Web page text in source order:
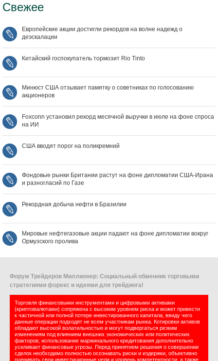
Свежее
Европейские акции достигли рекордов на волне надежд о
деэскалации
Китайский госпокупатель тормозит Rio Tinto
Минюст США отзывает памятку о советниках по голосованию
акционеров
Foxconn установил рекорд месячной выручки в июле на фоне спроса
на ИИ
США вводят порог на поликремний
Фондовые рынки Британии растут на фоне дипломатии США‑Ирана
и разногласий по Газе
Рекордная добыча нефти в Бразилии
Мировые нефтегазовые акции падают на фоне дипломатии вокруг
Ормузского пролива
Форум Трейдеров Миллионер: Социальный обменник торговыми
стратегиями форекс и идеями для трейдинга!
Торговля финансовыми инструментами и цифровыми активами
(криптовалютами) сопряжена с высоким уровнем риска и может привести
к частичной или полной потере инвестированного капитала, ввиду чего
данные операции подходят не всем участникам рынка. Котировки активов
обладают высокой волатильностью и могут подвергаться резким
изменениям под влиянием внешних экономических или политических
факторов; использование маржинального кредитования дополнительно
усиливает финансовые угрозы. Перед принятием решения о совершении
сделок необходимо полностью осознавать риски и издержки, объективно
оценивать свои инвестиционные цели и уровень компетентности, а также